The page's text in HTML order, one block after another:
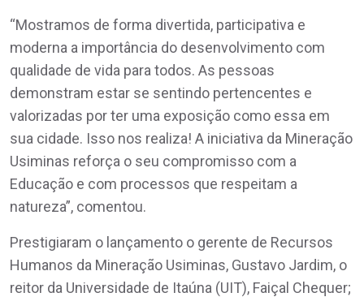
“Mostramos de forma divertida, participativa e
moderna a importância do desenvolvimento com
qualidade de vida para todos. As pessoas
demonstram estar se sentindo pertencentes e
valorizadas por ter uma exposição como essa em
sua cidade. Isso nos realiza! A iniciativa da Mineração
Usiminas reforça o seu compromisso com a
Educação e com processos que respeitam a
natureza”, comentou.
Prestigiaram o lançamento o gerente de Recursos
Humanos da Mineração Usiminas, Gustavo Jardim, o
reitor da Universidade de Itaúna (UIT), Faiçal Chequer;